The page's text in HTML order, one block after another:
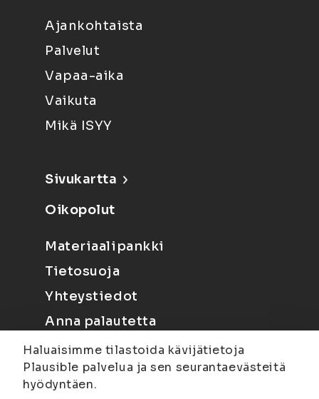
Ajankohtaista
Palvelut
Vapaa-aika
Vaikuta
Mikä ISYY
Sivukartta
Oikopolut
Materiaalipankki
Tietosuoja
Yhteystiedot
Anna palautetta
Haluaisimme tilastoida kävijätietoja
Plausible palvelua ja sen seurantaevästeitä
hyödyntäen.